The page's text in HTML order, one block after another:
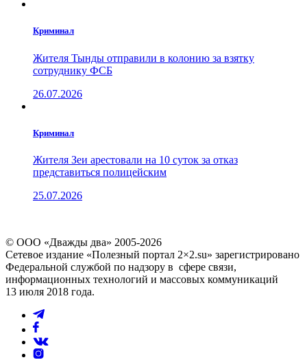
Криминал
Жителя Тынды отправили в колонию за взятку
сотруднику ФСБ
26.07.2026
Криминал
Жителя Зеи арестовали на 10 суток за отказ
представиться полицейским
25.07.2026
© ООО «Дважды два» 2005-2026
Сетевое издание «Полезный портал 2×2.su» зарегистрировано
Федеральной службой по надзору в сфере связи,
информационных технологий и массовых коммуникаций
13 июля 2018 года.